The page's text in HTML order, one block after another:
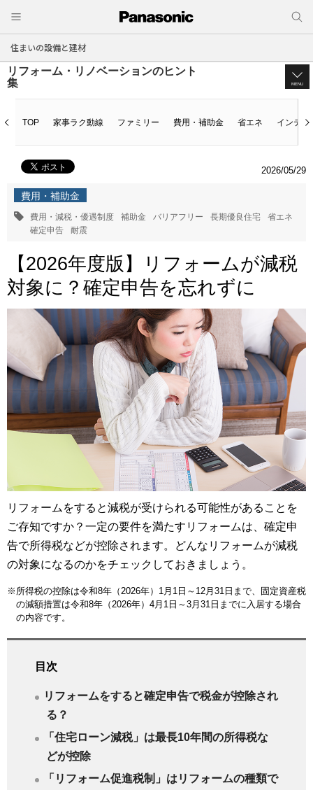
住まいの設備と建材
リフォーム・リノベーションのヒント
集
MENU
TOP 家事ラク動線 ファミリー 費用・補助金 省エネ インテリ
2026/05/29
費用・補助金
費用・減税・優遇制度 補助金 バリアフリー 長期優良住宅
省エネ
確定申告
耐震
【2026年度版】リフォームが減税
対象に？確定申告を忘れずに
リフォームをすると減税が受けられる可能性があることを
ご存知ですか？一定の要件を満たすリフォームは、確定申
告で所得税などが控除されます。どんなリフォームが減税
の対象になるのかをチェックしておきましょう。
※所得税の控除は令和8年（2026年）1月1日～12月31日まで、固定資産税
の減額措置は令和8年（2026年）4月1日～3月31日までに入居する場合
の内容です。
目次
リフォームをすると確定申告で税金が控除され
る？
「住宅ローン減税」は最長10年間の所得税な
どが控除
「リフォーム促進税制」はリフォームの種類で